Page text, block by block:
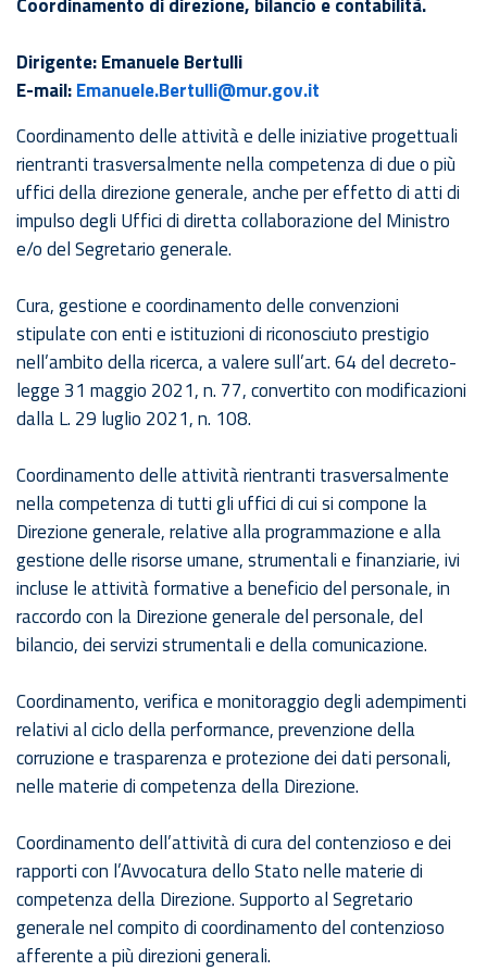
Dirigente: Emanuele Bertulli
E-mail:Emanuele.Bertulli@mur.gov.it
Coordinamento delle attività e delle iniziative progettuali
rientranti trasversalmente nella competenza di due o più
uffici della direzione generale, anche per effetto di atti di
impulso degli Uffici di diretta collaborazione del Ministro
e/o del Segretario generale.
Cura, gestione e coordinamento delle convenzioni
stipulate con enti e istituzioni di riconosciuto prestigio
nell’ambito della ricerca, a valere sull’art. 64 del decreto-
legge 31 maggio 2021, n. 77, convertito con modificazioni
dalla L. 29 luglio 2021, n. 108.
Coordinamento delle attività rientranti trasversalmente
nella competenza di tutti gli uffici di cui si compone la
Direzione generale, relative alla programmazione e alla
gestione delle risorse umane, strumentali e finanziarie, ivi
incluse le attività formative a beneficio del personale, in
raccordo con la Direzione generale del personale, del
bilancio, dei servizi strumentali e della comunicazione.
Coordinamento, verifica e monitoraggio degli adempimenti
relativi al ciclo della performance, prevenzione della
corruzione e trasparenza e protezione dei dati personali,
nelle materie di competenza della Direzione.
Coordinamento dell’attività di cura del contenzioso e dei
rapporti con l’Avvocatura dello Stato nelle materie di
competenza della Direzione. Supporto al Segretario
generale nel compito di coordinamento del contenzioso
afferente a più direzioni generali.